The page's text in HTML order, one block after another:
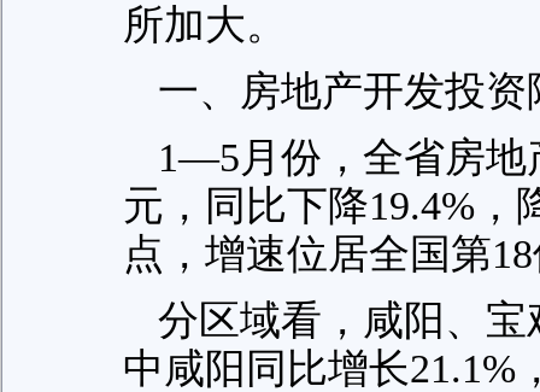
所加大。
一、房地产开发投资
1—5月份，全省房地
元，同比下降19.4%
点，增速位居全国第
分区域看，咸阳、
中咸阳同比增长21.1%